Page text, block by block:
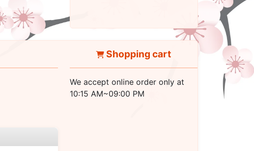
Shopping cart
We accept online order only at
10:15 AM~09:00 PM